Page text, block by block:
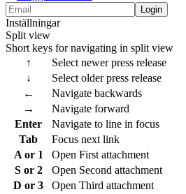
Login
Inställningar
Split view
Short keys for navigating in split view
↑
Select newer press release
↓
Select older press release
←
Navigate backwards
→
Navigate forward
Enter
Navigate to line in focus
Tab
Focus next link
A or 1
Open First attachment
S or 2
Open Second attachment
D or 3
Open Third attachment